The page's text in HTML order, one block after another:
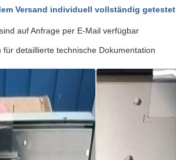
Versand individuell vollständig getestet
auf Anfrage per E-Mail verfügbar
für detaillierte technische Dokumentation